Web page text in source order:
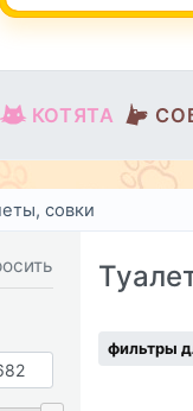
КОТЯТА
совки
фильтры